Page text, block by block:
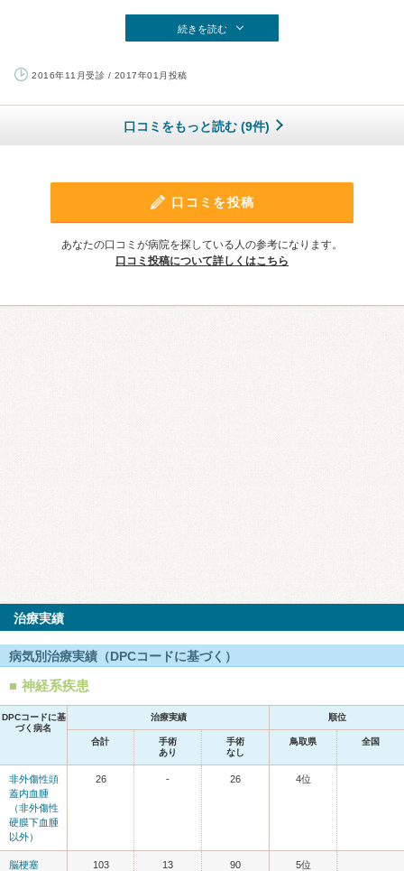
続きを読む
2016年11月受診 / 2017年01月投稿
口コミをもっと読む (9件)
口コミを投稿
あなたの口コミが病院を探している人の参考になります。
口コミ投稿について詳しくはこちら
治療実績
病気別治療実績（DPCコードに基づく）
神経系疾患
DPCコードに基
づく病名
治療実績 順位
合計
手術
あり
手術
なし
鳥取県 全国
非外傷性頭
蓋内血腫
（非外傷性
硬膜下血腫
以外）
26 - 26 4位
脳梗塞 103 13 90 5位